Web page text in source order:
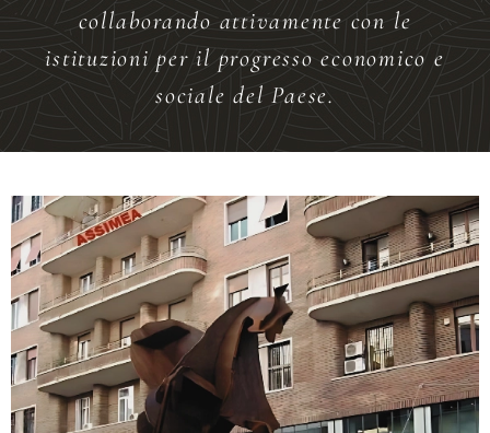
collaborando attivamente con le
istituzioni per il progresso economico e
sociale del Paese.